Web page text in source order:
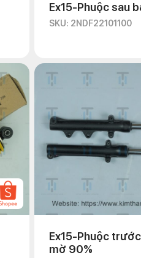
Ex15-Phuộc sau
SKU: 2NDF22101100
Ex15-Phuộc
mờ 90%